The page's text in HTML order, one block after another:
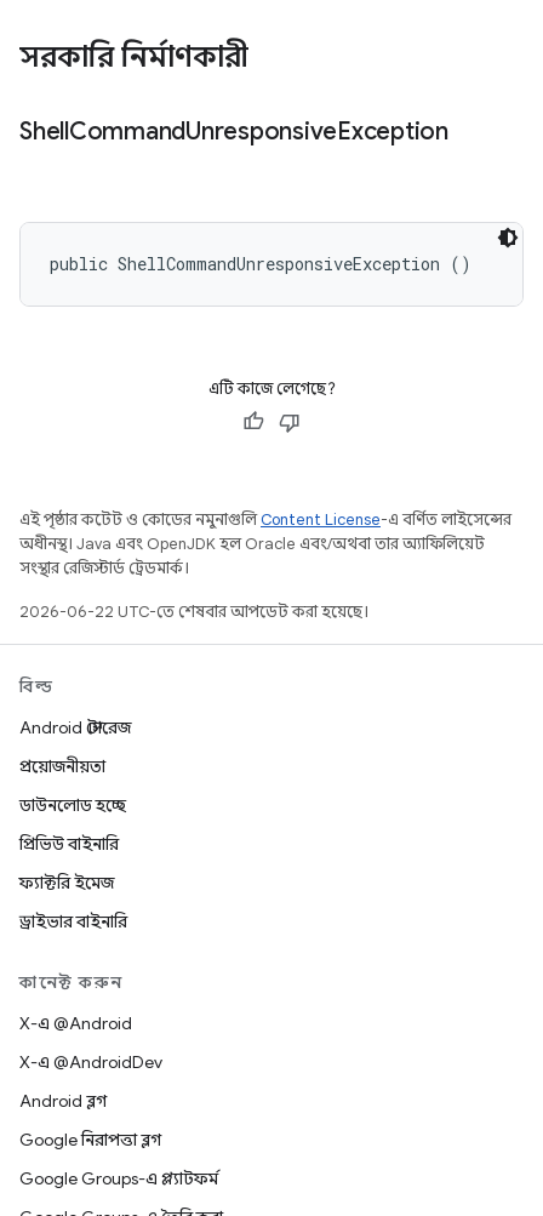
সরকারি নির্মাণকারী
ShellCommandUnresponsiveException
public ShellCommandUnresponsiveException ()
এটি কাজে লেগেছে?
এই পৃষ্ঠার কন্টেন্ট ও কোডের নমুনাগুলিContent License-এ বর্ণিত লাইসেন্সের
অধীনস্থ। Java এবং OpenJDK হল Oracle এবং/অথবা তার অ্যাফিলিয়েট
সংস্থার রেজিস্টার্ড ট্রেডমার্ক।
2026-06-22 UTC-তে শেষবার আপডেট করা হয়েছে।
বিল্ড
Android স্টোরেজ
প্রয়োজনীয়তা
ডাউনলোড হচ্ছে
প্রিভিউ বাইনারি
ফ্যাক্টরি ইমেজ
ড্রাইভার বাইনারি
কানেক্ট করুন
X-এ @Android
X-এ @AndroidDev
Android ব্লগ
Google নিরাপত্তা ব্লগ
Google Groups-এ প্ল্যাটফর্ম